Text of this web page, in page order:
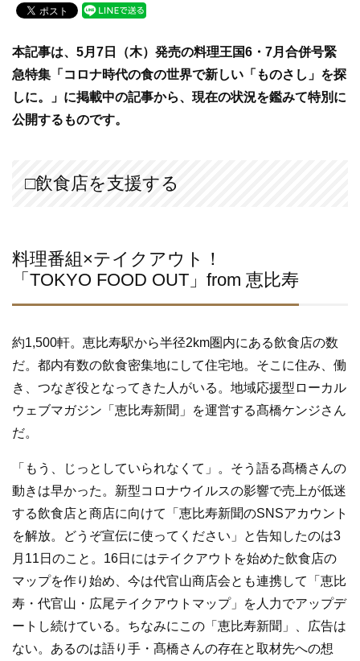
c
e
b
o
o
tt
er
e
本記事は、5月7日（木）発売の料理王国6・7月合併号緊
急特集「コロナ時代の食の世界で新しい「ものさし」を探
しに。」に掲載中の記事から、現在の状況を鑑みて特別に
公開するものです。
□飲食店を支援する
料理番組×テイクアウト！
「TOKYO FOOD OUT」from 恵比寿
約1,500軒。恵比寿駅から半径2km圏内にある飲食店の数
だ。都内有数の飲食密集地にして住宅地。そこに住み、働
き、つなぎ役となってきた人がいる。地域応援型ローカル
ウェブマガジン「恵比寿新聞」を運営する髙橋ケンジさん
だ。
「もう、じっとしていられなくて」。そう語る髙橋さんの
動きは早かった。新型コロナウイルスの影響で売上が低迷
する飲食店と商店に向けて「恵比寿新聞のSNSアカウント
を解放。どうぞ宣伝に使ってください」と告知したのは3
月11日のこと。16日にはテイクアウトを始めた飲食店の
マップを作り始め、今は代官山商店会とも連携して「恵比
寿・代官山・広尾テイクアウトマップ」を人力でアップデ
ートし続けている。ちなみにこの「恵比寿新聞」、広告は
ない。あるのは語り手・髙橋さんの存在と取材先への想